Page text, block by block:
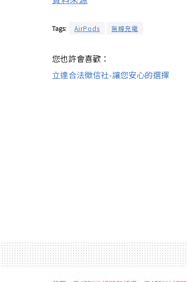
Tags: AirPods 無線充電
您也許會喜歡：
立達合法徵信社-讓您安心的選擇